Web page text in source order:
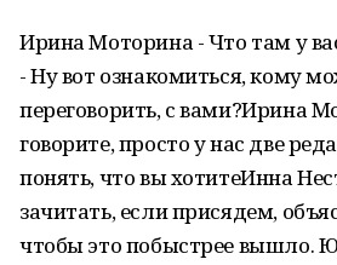
Ирина Моторина - Что там у
- Ну вот ознакомиться, кому
переговорить, с вами?Ирина
говорите, просто у нас две
понять, что вы хотитеИнна
зачитать, если присядем,
чтобы это побыстрее вышло.